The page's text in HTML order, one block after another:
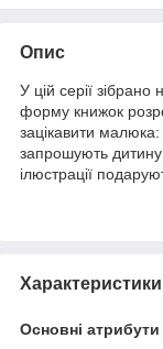
Опис
У цій серії зібрано
форму книжок
зацікавити
запрошують дитину
ілюстрації
Характеристики
Основні атрибути